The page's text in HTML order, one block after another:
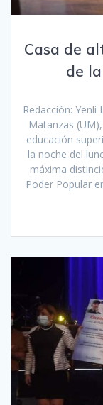
Casa de
de
Redacción:
Matanzas
educación
la noche del
máxima
Poder Popular